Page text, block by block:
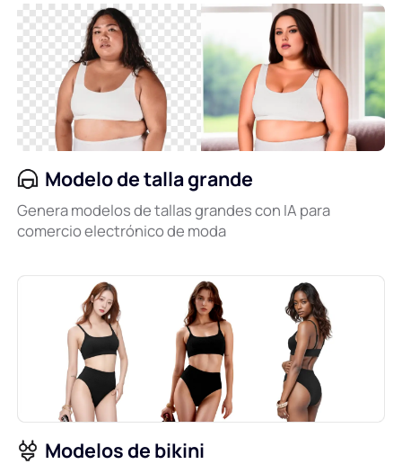
Modelo de talla grande
Genera modelos de tallas grandes con IA para
comercio electrónico de moda
Modelos de bikini